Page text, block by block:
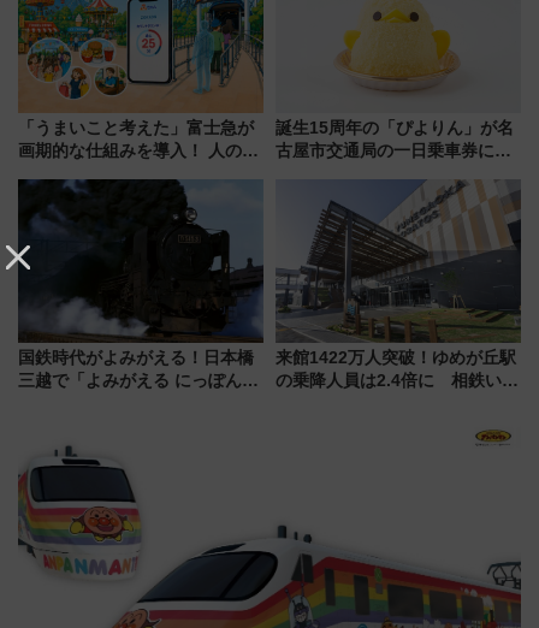
「うまいこと考えた」富士急が
画期的な仕組みを導入！ 人のか
ん」始動
誕生15周年の「ぴよりん」が名
古屋市交通局の一日乗車券に！
国鉄時代がよみがえる！日本橋
三越で「よみがえる にっぽんの
同時開催！
来館1422万人突破！ゆめが丘駅
の乗降人員は2.4倍に 相鉄いず
年祭にそうにゃん＆DB.スター